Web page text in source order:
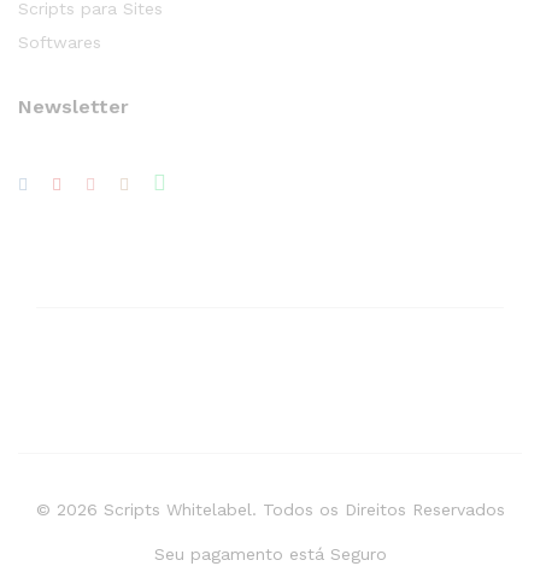
Scripts para Sites
Softwares
Newsletter
© 2026 Scripts Whitelabel. Todos os Direitos Reservados
Seu pagamento está Seguro